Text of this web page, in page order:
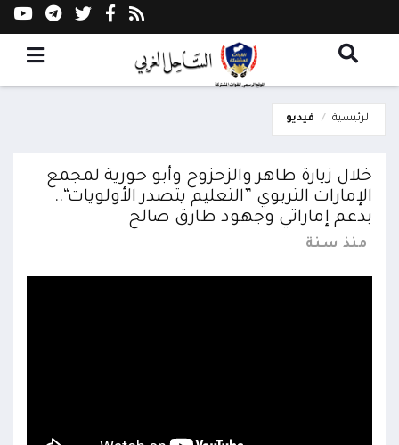
الرئيسية فيديو
خلال زيارة طاهر والزحزوح وأبو حورية لمجمع
الإمارات التربوي ”التعليم يتصدر الأولويات“..
بدعم إماراتي وجهود طارق صالح
منذ سنة